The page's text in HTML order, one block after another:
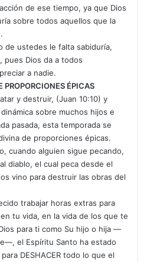
de ese tiempo, ya que Dios
sobre todos aquellos que la
de ustedes le falta sabiduría,
pues Dios da a todos
a nadie.
PROPORCIONES ÉPICAS
y destruir, (Juan 10:10) y
sobre muchos hijos e
pasada, esta temporada se
de proporciones épicas.
cuando alguien sigue pecando,
diablo, el cual peca desde el
vino para destruir las obras del
trabajar horas extras para
tu vida, en la vida de los que te
para ti como Su hijo o hija —
el Espíritu Santo ha estado
DESHACER todo lo que el